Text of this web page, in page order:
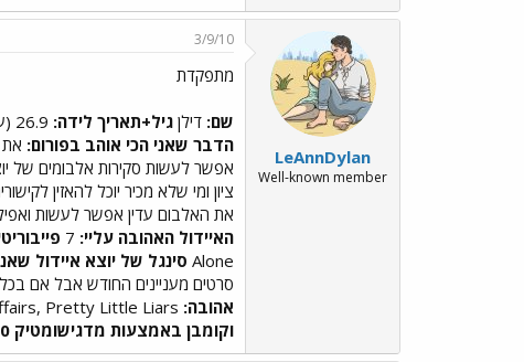
LeAnnDylan
Well-known member
3/9/10
מתפקדת
שם: דילן גיל+תאריך לידה:
הדבר שאני הכי אוהב בפורום:
אפשר לעשות סקירות אלבומים של
ציון ומי שלא מכיר יוכל להאזין
את האלבום עדין אפשר לעשות
האיידול האהובה עליי:
Alone סינגל של יוצא איידול
סרטים מעניינים החודש אבל אם
אהובה:
וקומבן באמצעות מדגישומטיק 2.0